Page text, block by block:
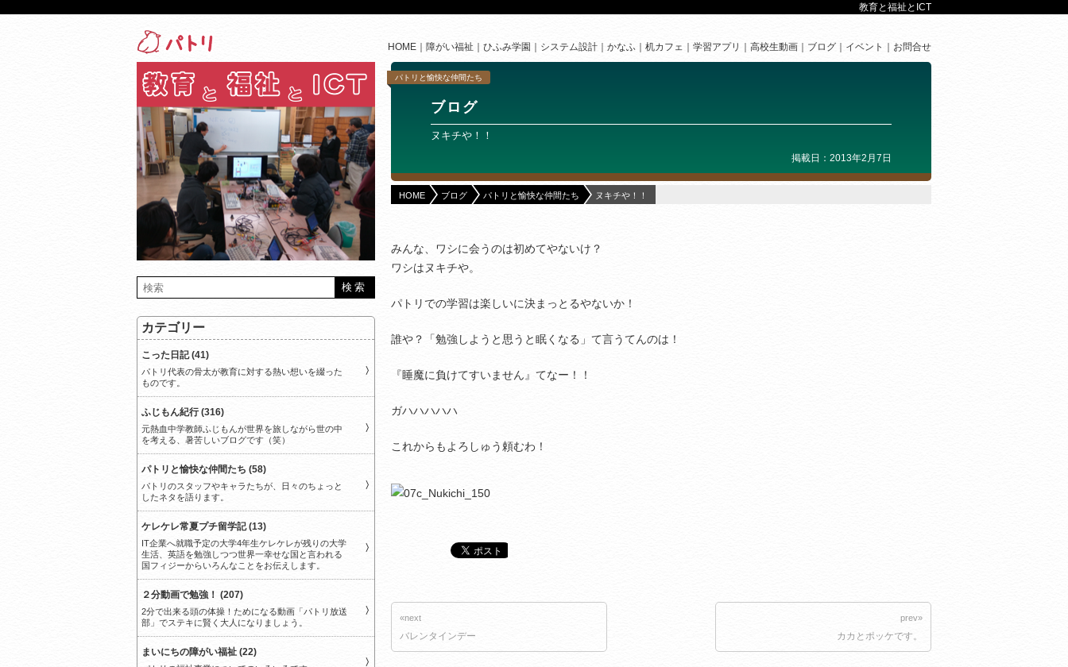
教育と福祉とICT
HOME 障がい福祉 ひふみ学園 システム設計 かなふ 机カフェ 学習アプリ 高校生動画 ブログ イベント お問合せ
パトリと愉快な仲間たち
ブログ
ヌキチや！！
掲載日：2013年2月7日
HOME ブログ パトリと愉快な仲間たち ヌキチや！！
みんな、ワシに会うのは初めてやないけ？
ワシはヌキチや。
パトリでの学習は楽しいに決まっとるやないか！
誰や？「勉強しようと思うと眠くなる」て言うてんのは！
『睡魔に負けてすいません』てなー！！
ガハハハハハ
これからもよろしゅう頼むわ！
«next
バレンタインデー
prev»
カカとポッケです。
カテゴリー
こった日記 (41)
パトリ代表の骨太が教育に対する熱い想いを綴った
ものです。
ふじもん紀行 (316)
元熱血中学教師ふじもんが世界を旅しながら世の中
を考える、暑苦しいブログです（笑）
パトリと愉快な仲間たち (58)
パトリのスタッフやキャラたちが、日々のちょっと
したネタを語ります。
ケレケレ常夏プチ留学記 (13)
IT企業へ就職予定の大学4年生ケレケレが残りの大学
生活、英語を勉強しつつ世界一幸せな国と言われる
国フィジーからいろんなことをお伝えします。
２分動画で勉強！ (207)
2分で出来る頭の体操！ためになる動画「パトリ放送
部」でステキに賢く大人になりましょう。
まいにちの障がい福祉 (22)